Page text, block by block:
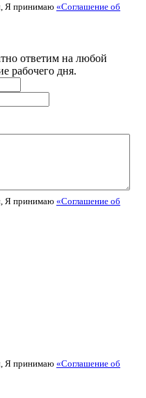
Я принимаю «Соглашение об
ответим на любой
рабочего дня.
Я принимаю «Соглашение об
Я принимаю «Соглашение об